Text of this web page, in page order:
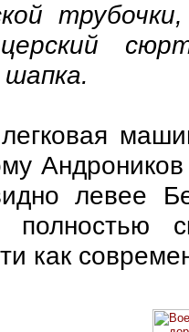
левее
полностью
как